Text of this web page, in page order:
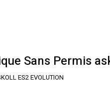
Sans Permis
ES2 EVOLUTION